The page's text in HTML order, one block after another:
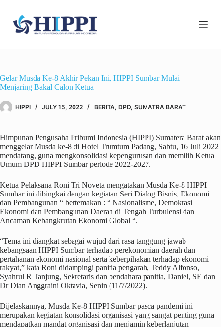
content
Gelar Musda Ke-8 Akhir Pekan Ini, HIPPI Sumbar Mulai
Menjaring Bakal Calon Ketua
HIPPI JULY 15, 2022 BERITA, DPD, SUMATRA BARAT
Himpunan Pengusaha Pribumi Indonesia (HIPPI) Sumatera Barat akan
menggelar Musda ke-8 di Hotel Trumtum Padang, Sabtu, 16 Juli 2022
mendatang, guna mengkonsolidasi kepengurusan dan memilih Ketua
Umum DPD HIPPI Sumbar periode 2022-2027.
Ketua Pelaksana Roni Tri Noveta mengatakan Musda Ke-8 HIPPI
Sumbar ini dibingkai dengan kegiatan Seri Dialog Bisnis, Ekonomi
dan Pembangunan “ bertemakan : “ Nasionalisme, Demokrasi
Ekonomi dan Pembangunan Daerah di Tengah Turbulensi dan
Ancaman Kebangkrutan Ekonomi Global “.
“Tema ini diangkat sebagai wujud dari rasa tanggung jawab
kebangsaan HIPPI Sumbar terhadap perekonomian daerah dan
pertahanan ekonomi nasional serta keberpihakan terhadap ekonomi
rakyat,” kata Roni didampingi panitia pengarah, Teddy Alfonso,
Syahrul R Tanjung, Sekretaris dan bendahara panitia, Daniel, SE dan
Dr Dian Anggraini Oktavia, Senin (11/7/2022).
Dijelaskannya, Musda Ke-8 HIPPI Sumbar pasca pandemi ini
merupakan kegiatan konsolidasi organisasi yang sangat penting guna
mendapatkan mandat organisasi dan menjamin keberlanjutan